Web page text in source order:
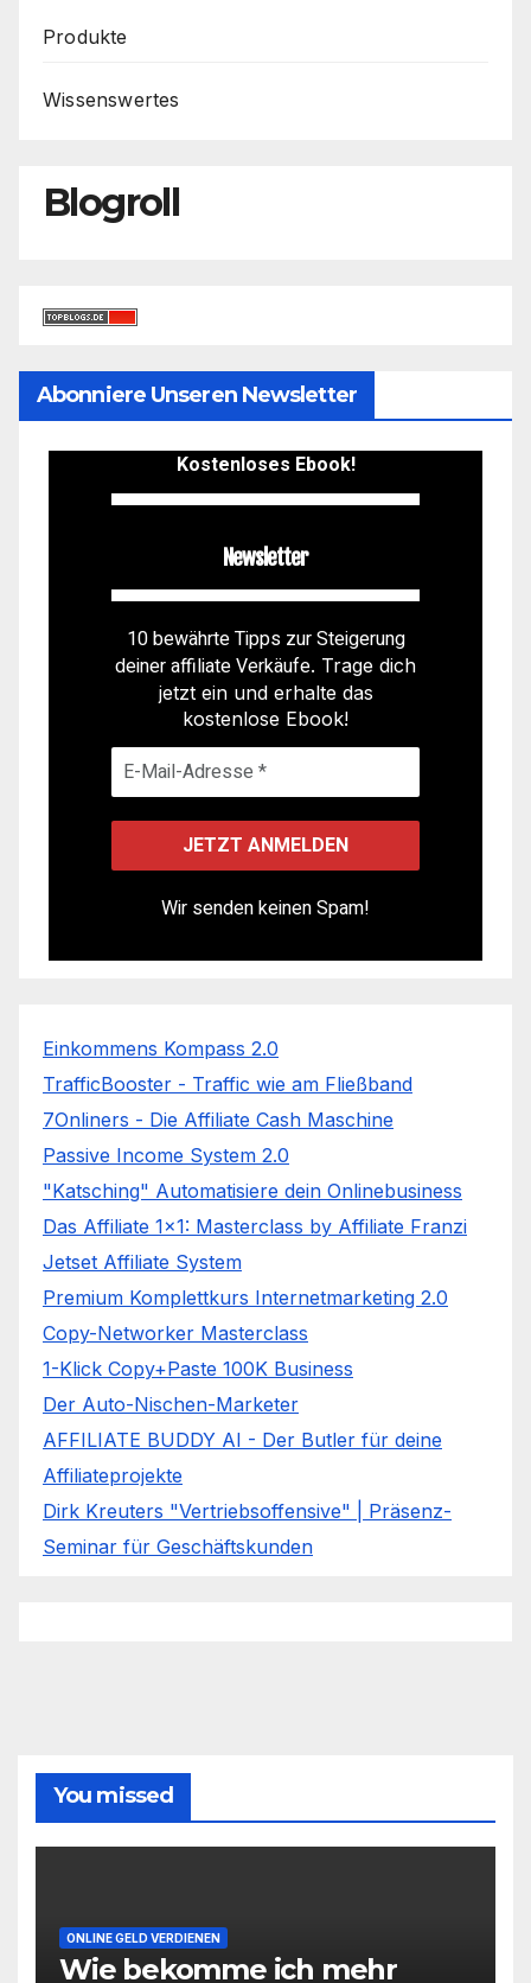
Produkte
Wissenswertes
Blogroll
Abonniere Unseren Newsletter
Kostenloses Ebook!
Newsletter
10 bewährte Tipps zur Steigerung
deiner affiliate Verkäufe. Trage dich
jetzt ein und erhalte das
kostenlose Ebook!
Wir senden keinen Spam!
Einkommens Kompass 2.0
TrafficBooster - Traffic wie am Fließband
7Onliners - Die Affiliate Cash Maschine
Passive Income System 2.0
"Katsching" Automatisiere dein Onlinebusiness
Das Affiliate 1x1: Masterclass by Affiliate Franzi
Jetset Affiliate System
Premium Komplettkurs Internetmarketing 2.0
Copy-Networker Masterclass
1-Klick Copy+Paste 100K Business
Der Auto-Nischen-Marketer
AFFILIATE BUDDY AI - Der Butler für deine
Affiliateprojekte
Dirk Kreuters "Vertriebsoffensive" | Präsenz-
Seminar für Geschäftskunden
You missed
ONLINE GELD VERDIENEN
Wie bekomme ich mehr